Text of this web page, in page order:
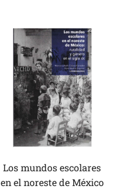
Los mundos escolares
en el noreste de México